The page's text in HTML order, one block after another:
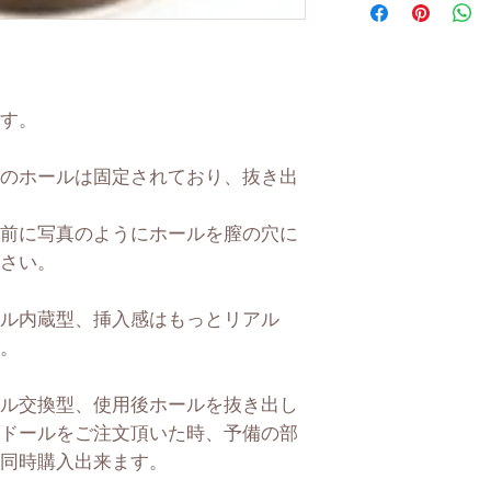
。
ホールは固定されており、抜き出
に写真のようにホールを膣の穴に
い。
内蔵型、挿入感はもっとリアル
交換型、使用後ホールを抜き出し
ールをご注文頂いた時、予備の部
時購入出来ます。
ので、商品によ